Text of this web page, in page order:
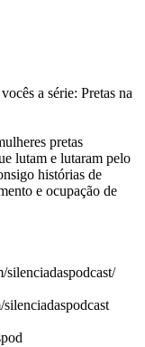
a série: Pretas na
pretas
lutam e lutaram pelo
histórias de
e ocupação de